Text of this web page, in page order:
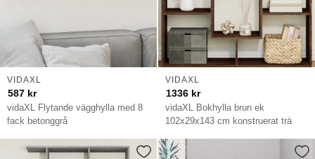
vidaXL Flytande vägghylla med 8
fack betonggrå
VIDAXL
587 kr
vidaXL Bokhylla brun ek
102x29x143 cm konstruerat trä
VIDAXL
1336 kr